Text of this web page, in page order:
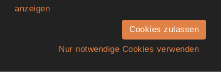
anzeigen
Cookies zulassen
Nur notwendige Cookies verwenden